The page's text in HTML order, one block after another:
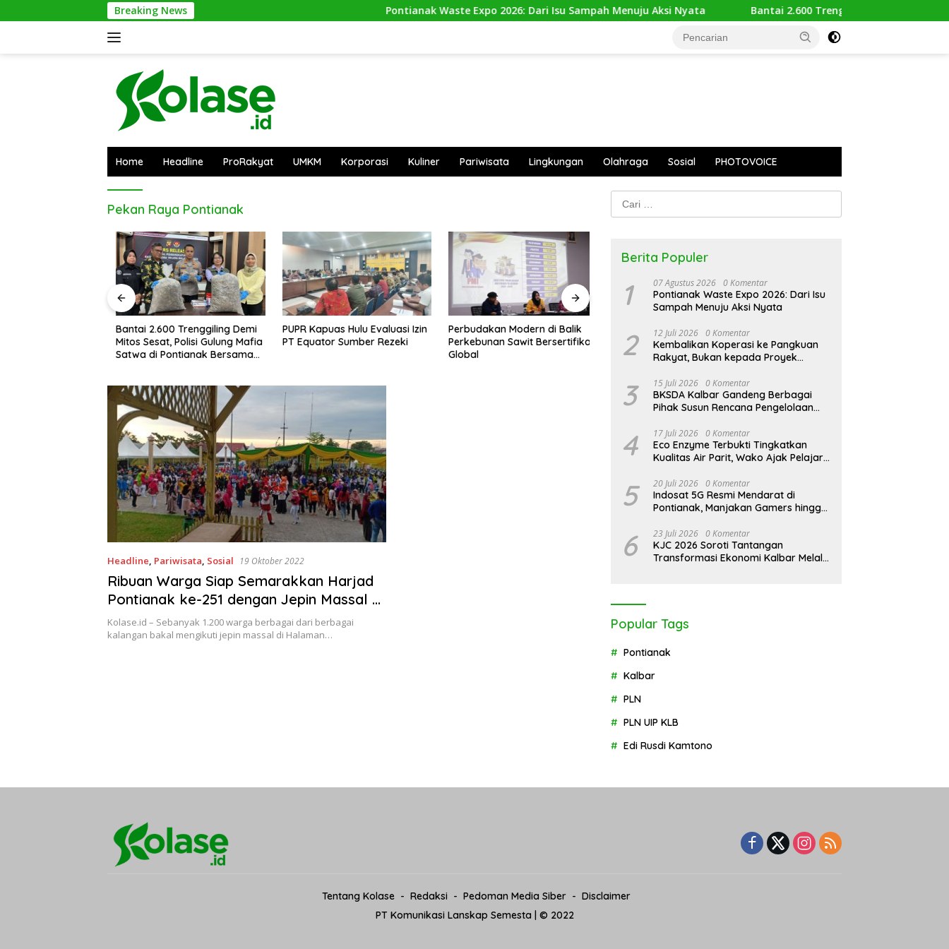
ke
Breaking News Pontianak Waste Expo 2026: Dari Isu Sampah Menuju Aksi Nyata Bantai 2.600 Trenggiling Demi Mitos Sesat,
Home Headline ProRakyat UMKM Korporasi Kuliner Pariwisata Lingkungan Olahraga Sosial PHOTOVOICE
Pekan Raya Pontianak
Bantai 2.600 Trenggiling Demi
Mitos Sesat, Polisi Gulung Mafia
Satwa di Pontianak Bersama
PUPR Kapuas Hulu Evaluasi Izin
PT Equator Sumber Rezeki
Perbudakan Modern di Balik
Perkebunan Sawit Bersertifikat
Global
Kalimantan Darurat Asap,
WALHI Desak Negara Seret
Korporasi Nakal
Mangrove Sedunia di Medan
Mas, Kolaborasi Lintas Elemen
Tegaskan Pentingnya Jaga
Headline, Pariwisata, Sosial 19 Oktober 2022
Ribuan Warga Siap Semarakkan Harjad
Pontianak ke-251 dengan Jepin Massal di
Halaman Istana Kadriah
Kolase.id – Sebanyak 1.200 warga berbagai dari berbagai
kalangan bakal mengikuti jepin massal di Halaman…
Cari
untuk:
Berita Populer
1 07 Agustus 2026 0 Komentar
Pontianak Waste Expo 2026: Dari Isu
Sampah Menuju Aksi Nyata
2 12 Juli 2026 0 Komentar
Kembalikan Koperasi ke Pangkuan
Rakyat, Bukan kepada Proyek
3 15 Juli 2026 0 Komentar
BKSDA Kalbar Gandeng Berbagai
Pihak Susun Rencana Pengelolaan
Karimata 2027-2036
4 17 Juli 2026 0 Komentar
Eco Enzyme Terbukti Tingkatkan
Kualitas Air Parit, Wako Ajak Pelajar
5 20 Juli 2026 0 Komentar
Indosat 5G Resmi Mendarat di
Pontianak, Manjakan Gamers hingga
6 23 Juli 2026 0 Komentar
KJC 2026 Soroti Tantangan
Transformasi Ekonomi Kalbar Melalui
Popular Tags
Pontianak
Kalbar
PLN
PLN UIP KLB
Edi Rusdi Kamtono
Tentang Kolase Redaksi Pedoman Media Siber
Disclaimer
PT Komunikasi Lanskap Semesta | © 2022